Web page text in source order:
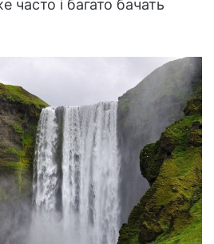
часто і багато бачать